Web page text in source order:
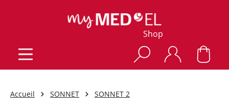
Shop
Accueil SONNET SONNET 2